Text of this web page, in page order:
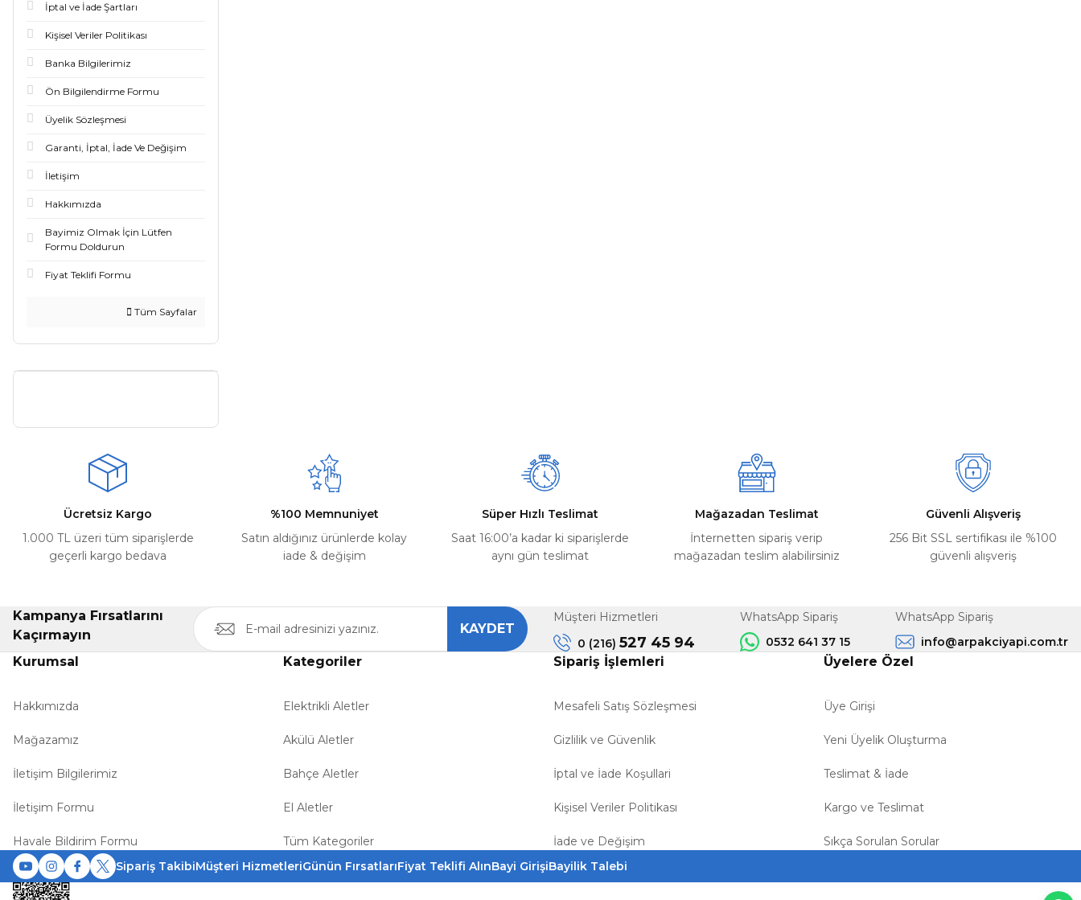
İptal ve İade Şartları
Kişisel Veriler Politikası
Banka Bilgilerimiz
Ön Bilgilendirme Formu
Üyelik Sözleşmesi
Garanti, İptal, İade Ve Değişim
İletişim
Hakkımızda
Bayimiz Olmak İçin Lütfen
Formu Doldurun
Fiyat Teklifi Formu
Tüm Sayfalar
Ücretsiz Kargo
1.000 TL üzeri tüm siparişlerde
geçerli kargo bedava
%100 Memnuniyet
Satın aldığınız ürünlerde kolay
iade & değişim
Süper Hızlı Teslimat
Saat 16:00’a kadar ki siparişlerde
aynı gün teslimat
Mağazadan Teslimat
İnternetten sipariş verip
mağazadan teslim alabilirsiniz
Güvenli Alışveriş
256 Bit SSL sertifikası ile %100
güvenli alışveriş
Kampanya Fırsatlarını
Kaçırmayın
KAYDET
Müşteri Hizmetleri
0 (216) 527 45 94
WhatsApp Sipariş
0532 641 37 15
WhatsApp Sipariş
info@arpakciyapi.com.tr
Kurumsal
Hakkımızda
Mağazamız
İletişim Bilgilerimiz
İletişim Formu
Havale Bildirim Formu
Kategoriler
Elektrikli Aletler
Akülü Aletler
Bahçe Aletler
El Aletler
Tüm Kategoriler
Sipariş İşlemleri
Mesafeli Satış Sözleşmesi
Gizlilik ve Güvenlik
İptal ve İade Koşullari
Kişisel Veriler Politikası
İade ve Değişim
Üyelere Özel
Üye Girişi
Yeni Üyelik Oluşturma
Teslimat & İade
Kargo ve Teslimat
Sıkça Sorulan Sorular
Sipariş TakibiMüşteri HizmetleriGünün FırsatlarıFiyat Teklifi AlınBayi GirişiBayilik Talebi